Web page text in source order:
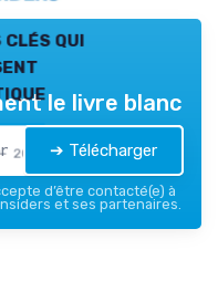
clés qui
2026
le livre blanc
➔ Télécharger
d’être contacté(e) à
et ses partenaires.